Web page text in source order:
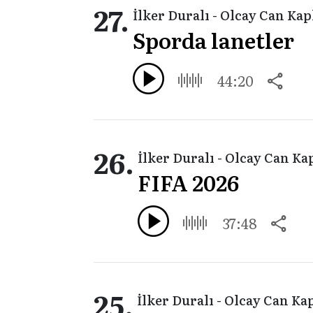
27. İlker Duralı - Olcay Can
Sporda lanetler
44:20
26. İlker Duralı - Olcay Can
FIFA 2026
37:48
25. İlker Duralı - Olcay Can